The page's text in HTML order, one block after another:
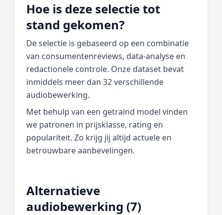
Hoe is deze selectie tot
stand gekomen?
De selectie is gebaseerd op een combinatie
van consumentenreviews, data‑analyse en
redactionele controle. Onze dataset bevat
inmiddels meer dan 32 verschillende
audiobewerking.
Met behulp van een getraind model vinden
we patronen in prijsklasse, rating en
populariteit. Zo krijg jij altijd actuele en
betrouwbare aanbevelingen.
Alternatieve
audiobewerking (7)